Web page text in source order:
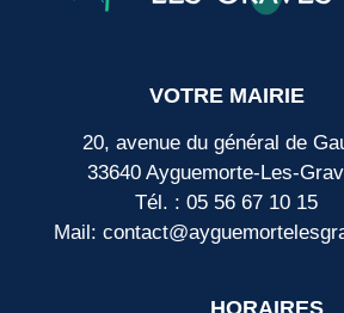
VOTRE MAIRIE
20, avenue du général de
33640 Ayguemorte-Les-
Tél. : 05 56 67 10 15
Mail:
HORAIRES